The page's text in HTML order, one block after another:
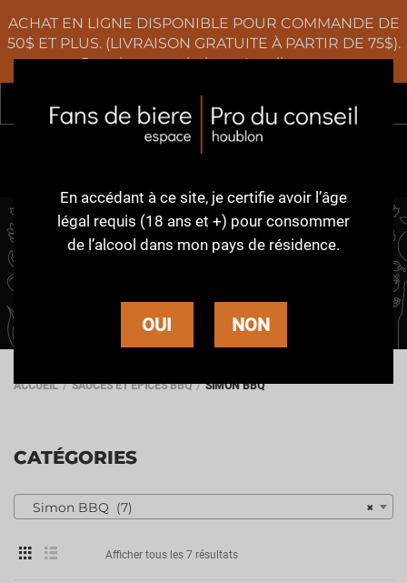
ACHAT EN LIGNE DISPONIBLE POUR COMMANDE DE
50$ ET PLUS. (LIVRAISON GRATUITE À PARTIR DE 75$).
Certaines restrictions s'appliquent
0
ACCUEIL SAUCES ET ÉPICES BBQ SIMON BBQ
CATÉGORIES
×
Simon BBQ (7)
Afficher tous les 7 résultats
En accédant à ce site, je certifie avoir l’âge
légal requis (18 ans et +) pour consommer
de l’alcool dans mon pays de résidence.
OUI NON